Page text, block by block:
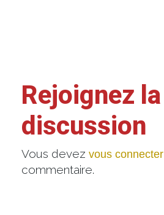
Rejoignez la
discussion
Vous devez vous connecter
commentaire.